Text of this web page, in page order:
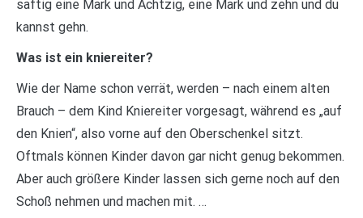
saftig eine Mark und Achtzig, eine Mark und zehn und du
kannst gehn.
Was ist ein kniereiter?
Wie der Name schon verrät, werden – nach einem alten
Brauch – dem Kind Kniereiter vorgesagt, während es „auf
den Knien“, also vorne auf den Oberschenkel sitzt.
Oftmals können Kinder davon gar nicht genug bekommen.
Aber auch größere Kinder lassen sich gerne noch auf den
Schoß nehmen und machen mit. …